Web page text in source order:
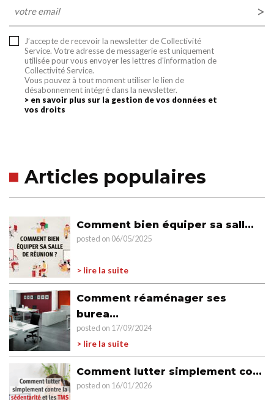
mail
J’accepte de recevoir la newsletter de Collectivité
Service. Votre adresse de messagerie est uniquement
utilisée pour vous envoyer les lettres d'information de
Collectivité Service.
Vous pouvez à tout moment utiliser le lien de
désabonnement intégré dans la newsletter.
> en savoir plus sur la gestion de vos données et
vos droits
Articles populaires
Comment bien équiper sa sall...
posted on 06/05/2025
> lire la suite
Comment réaménager ses
burea...
posted on 17/09/2024
> lire la suite
Comment lutter simplement co...
posted on 16/01/2026